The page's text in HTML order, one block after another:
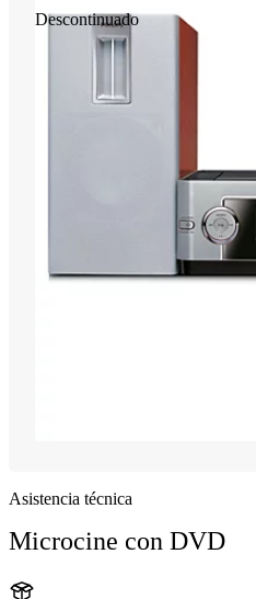
Descontinuado
Asistencia técnica
Microcine con DVD